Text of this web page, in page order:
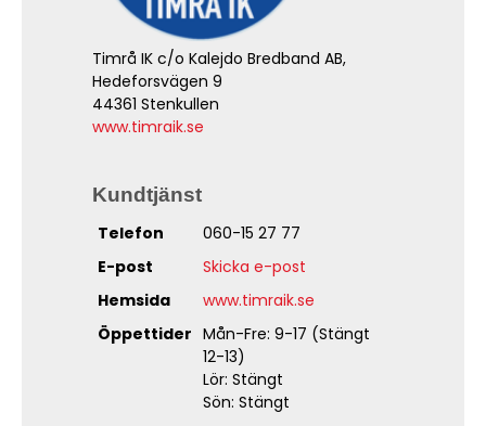
Timrå IK c/o Kalejdo Bredband AB,
Hedeforsvägen 9
44361 Stenkullen
www.timraik.se
Kundtjänst
Telefon
060-15 27 77
E-post
Skicka e-post
Hemsida
www.timraik.se
Öppettider Mån-Fre: 9-17 (Stängt
12-13)
Lör: Stängt
Sön: Stängt